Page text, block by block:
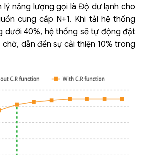
lý năng lượng gọi là Độ dư lạnh cho
cung cấp N+1. Khi tải hệ thống
dưới 40%, hệ thống sẽ tự động đặt
chờ, dẫn đến sự cải thiện 10% trong